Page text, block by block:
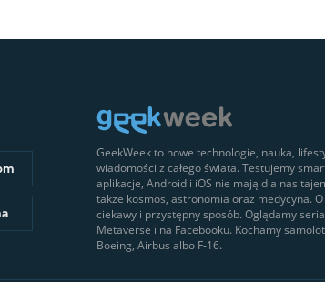
GeekWeek to nowe technologie, nauka,
wiadomości z całego świata. Testujemy
aplikacje, Android i iOS nie mają dla nas
także kosmos, astronomia oraz medycyna.
ciekawy i przystępny sposób. Oglądamy
Metaverse i na Facebooku. Kochamy
Boeing, Airbus albo F-16.